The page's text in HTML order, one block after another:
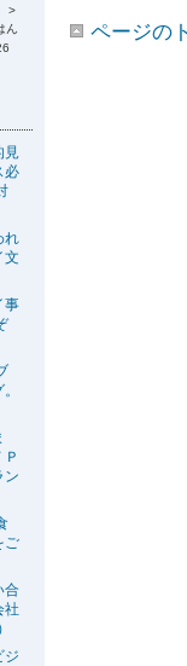
ページの
>
ん
見
必
れ
文
事
ン
ご
合
社
ジ